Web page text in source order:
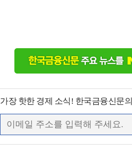
가장 핫한 경제 소식! 한국금융신문의